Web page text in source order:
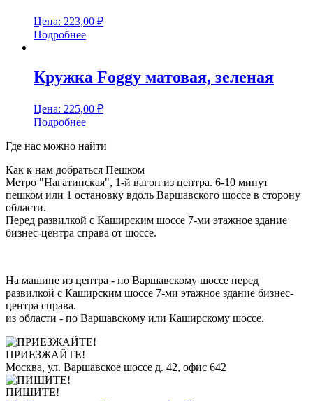
Цена: 223,00 ₽
Подробнее
Кружка Foggy матовая, зеленая
Цена: 225,00 ₽
Подробнее
Где нас можно найти
Как к нам добраться Пешком
Метро "Нагатинская", 1-й вагон из центра. 6-10 минут
пешком или 1 остановку вдоль Варшавского шоссе в сторону
области.
Перед развилкой с Каширским шоссе 7-ми этажное здание
бизнес-центра справа от шоссе.
На машине из центра - по Варшавскому шоссе перед
развилкой с Каширским шоссе 7-ми этажное здание бизнес-
центра справа.
из области - по Варшавскому или Каширскому шоссе.
ПРИЕЗЖАЙТЕ!
Москва, ул. Варшавское шоссе д. 42, офис 642
ПИШИТЕ!